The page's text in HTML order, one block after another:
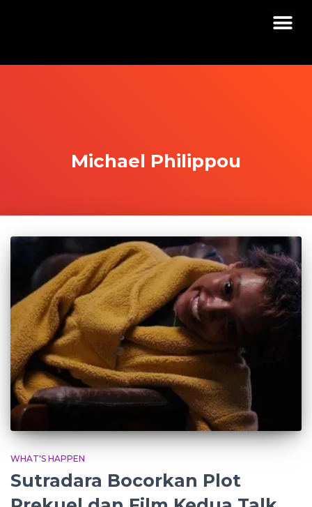
Michael Philippou
WHAT'S HAPPEN
Sutradara Bocorkan Plot